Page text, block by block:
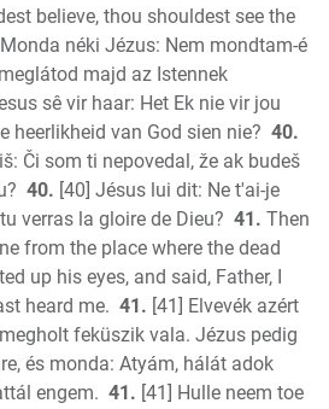
believe, thou shouldest see the
néki Jézus: Nem mondtam-é
majd az Istennek
sê vir haar: Het Ek nie vir jou
heerlikheid van God sien nie? 40.
Či som ti nepovedal, že ak budeš
40. [40] Jésus lui dit: Ne t'ai-je
verras la gloire de Dieu? 41. Then
from the place where the dead
up his eyes, and said, Father, I
heard me. 41. [41] Elvevék azért
feküszik vala. Jézus pedig
és monda: Atyám, hálát adok
engem. 41. [41] Hulle neem toe